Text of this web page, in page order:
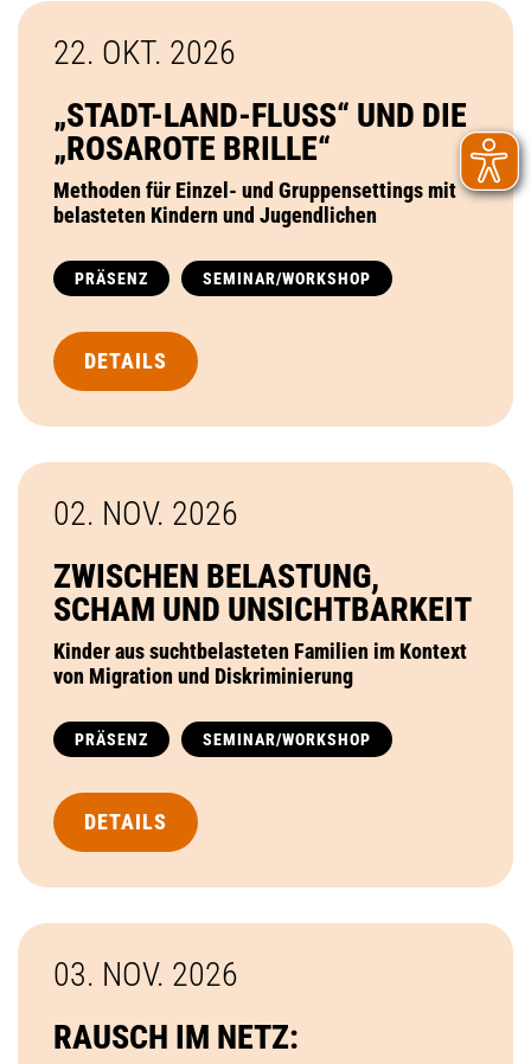
22. OKT. 2026
„STADT-LAND-FLUSS“ UND DIE
„ROSAROTE BRILLE“
Methoden für Einzel- und Gruppensettings mit
belasteten Kindern und Jugendlichen
PRÄSENZ SEMINAR/WORKSHOP
DETAILS
02. NOV. 2026
ZWISCHEN BELASTUNG,
SCHAM UND UNSICHTBARKEIT
Kinder aus suchtbelasteten Familien im Kontext
von Migration und Diskriminierung
PRÄSENZ SEMINAR/WORKSHOP
DETAILS
03. NOV. 2026
RAUSCH IM NETZ: